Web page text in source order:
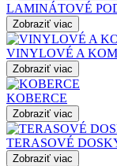
LAMINÁTOVÉ
Zobraziť viac
VINYLOVÉ A
Zobraziť viac
KOBERCE
Zobraziť viac
TERASOVÉ
Zobraziť viac